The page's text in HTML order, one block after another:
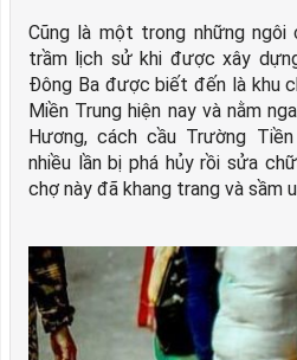
Cũng là một trong những ngôi
trầm lịch sử khi được xây
Đông Ba được biết đến là khu
Miền Trung hiện nay và nằm
Hương, cách cầu Trường
nhiều lần bị phá hủy rồi sửa
chợ này đã khang trang và sầm